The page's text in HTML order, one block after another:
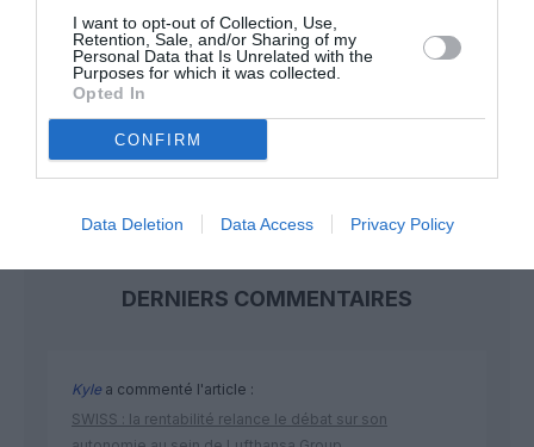
I want to opt-out of Collection, Use,
Retention, Sale, and/or Sharing of my
Personal Data that Is Unrelated with the
Purposes for which it was collected.
Opted In
CONFIRM
Data Deletion Data Access Privacy Policy
développement !
DERNIERS COMMENTAIRES
Kylea commenté l'article :
SWISS : la rentabilité relance le débat sur son